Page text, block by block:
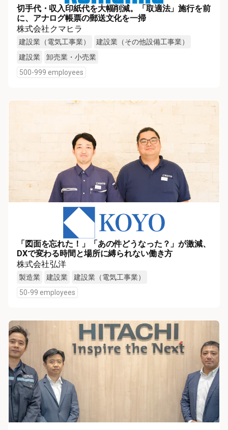
切手代・収入印紙代を大幅削減。「取適法」施行を前
に、アナログ帳票の郵送文化を一掃
株式会社クマヒラ
建設業（電気工事業）
建設業（その他設備工事業）
建設業
卸売業・小売業
500-999 employees
「図面を忘れた！」「あの件どうなった？」が激減、
DXで変わる時間と場所に縛られない働き方
株式会社弘洋
製造業 建設業
建設業（電気工事業）
50-99 employees